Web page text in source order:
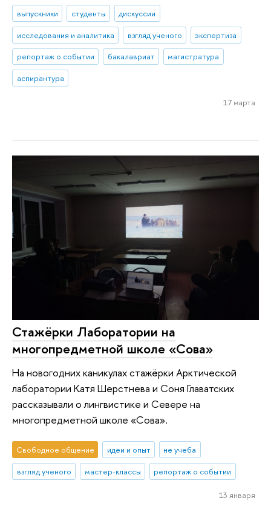
выпускники студенты
дискуссии
исследования и аналитика
взгляд ученого
экспертиза
репортаж о событии
бакалавриат
магистратура
аспирантура
17 марта
Стажёрки Лаборатории на
многопредметной школе «Сова»
На новогодних каникулах стажёрки Арктической
лаборатории Катя Шерстнева и Соня Главатских
рассказывали о лингвистике и Севере на
многопредметной школе «Сова».
Свободное общение идеи и опыт
не учеба
взгляд ученого
мастер-классы репортаж о событии
13 января